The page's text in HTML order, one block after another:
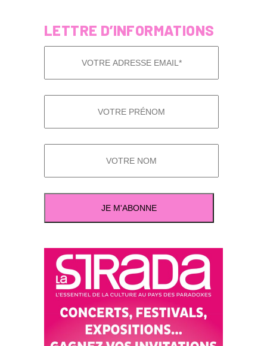
LETTRE D’INFORMATIONS